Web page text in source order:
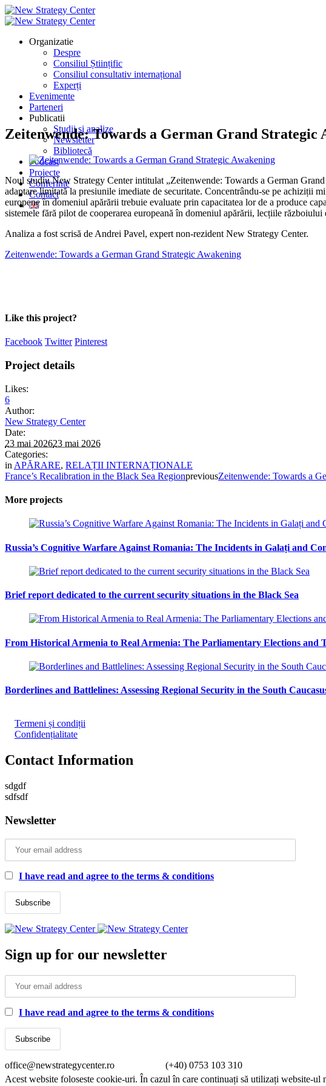
Organizatie
Despre
Consiliul Științific
Consiliul consultativ internațional
Experți
Evenimente
Parteneri
Publicatii
Studii si analize
Newsletter
Bibliotecă
Podcast
Proiecte
Conferinte
Contact
Zeitenwende: Towards a German Grand Strategic
Noul studiu New Strategy Center intitulat „Zeitenwende: Towards a German
adaptare limitată la presiunile imediate de securitate. Concentrându-se pe achiziții
europene în domeniul apărării trebuie evaluate prin capacitatea lor de a produce
sistemele fără pilot de cooperarea europeană în domeniul apărării, lecțiile
Analiza a fost scrisă de Andrei Pavel, expert non-rezident New Strategy Center.
Zeitenwende: Towards a German Grand Strategic Awakening
Like this project?
Facebook Twitter Pinterest
Project details
Likes:
6
Author:
New Strategy Center
Date:
23 mai 202623 mai 2026
Categories:
in APĂRARE, RELAȚII INTERNAȚIONALE
France’s Recalibration in the Black Sea RegionpreviousZeitenwende: Towards a
More projects
Russia’s Cognitive Warfare Against Romania: The Incidents in Galați and
Brief report dedicated to the current security situations in the Black Sea
From Historical Armenia to Real Armenia: The Parliamentary Elections and
Borderlines and Battlelines: Assessing Regional Security in the South
Termeni și condiții
Confidențialitate
Contact Information
sdgdf
sdfsdf
Newsletter
I have read and agree to the terms & conditions
Sign up for our newsletter
I have read and agree to the terms & conditions
office@newstrategycenter.ro (+40) 0753 103 310 Strada
Acest website foloseste cookie-uri. În cazul în care continuați să utilizați website-ul